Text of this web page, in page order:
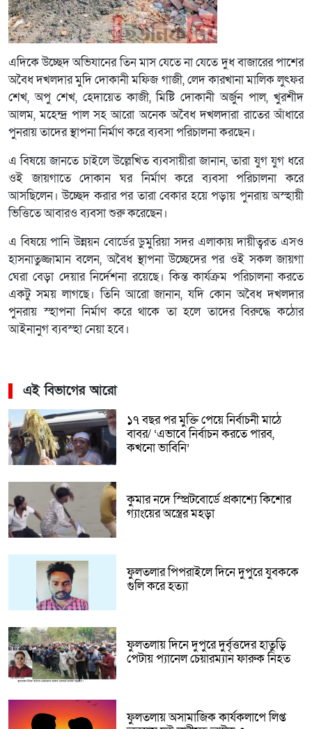
এদিকে উচ্ছেদ অভিযানের তিন মাস যেতে না যেতে দুধ বাজারের পাশের
অবৈধ দখলদার মুদি দোকানী মফিজ গাজী, লেদ কারখানা মালিক লুৎফর
শেখ, অপু শেখ, হেদায়েত কাজী, মিষ্টি দোকানী অর্জুন পাল, খুরশীদ
আলম, মহেন্দ্র পাল সহ আরো অনেক অবৈধ দখলদারা রাতের আঁধারে
পুনরায় তাদের স্থাপনা নির্মাণ করে ব্যবসা পরিচালনা করছেন।
এ বিষয়ে জানতে চাইলে উল্লেখিত ব্যবসায়ীরা জানান, তারা যুগ যুগ ধরে
ওই জায়গাতে দোকান ঘর নির্মাণ করে ব্যবসা পরিচালনা করে
আসছিলেন। উচ্ছেদ করার পর তারা বেকার হয়ে পড়ায় পুনরায় অস্হায়ী
ভিত্তিতে আবারও ব্যবসা শুরু করেছেন।
এ বিষয়ে পানি উন্নয়ন বোর্ডের ডুমুরিয়া সদর এলাকায় দায়ীত্বরত এসও
হাসনাতুজ্জামান বলেন, অবৈধ স্থাপনা উচ্ছেদের পর ওই সকল জায়গা
ঘেরা বেড়া দেয়ার নির্দেশনা রয়েছে। কিন্ত কার্যক্রম পরিচালনা করতে
একটু সময় লাগছে। তিনি আরো জানান, যদি কোন অবৈধ দখলদার
পুনরায় স্হাপনা নির্মাণ করে থাকে তা হলে তাদের বিরুদ্ধে কঠোর
আইনানুগ ব্যবস্হা নেয়া হবে।
এই বিভাগের আরো
১৭ বছর পর মুক্তি পেয়ে নির্বাচনী মাঠে
বাবর/ ‘এভাবে নির্বাচন করতে পারব,
কখনো ভাবিনি’
কুমার নদে স্প্রিটবোর্ডে প্রকাশ্যে কিশোর
গ্যাংয়ের অস্ত্রের মহড়া
ফুলতলার পিপরাইলে দিনে দুপুরে যুবককে
গুলি করে হত্যা
ফুলতলায় দিনে দুপুরে দুর্বৃত্তদের হাতুড়ি
পেটায় প্যানেল চেয়ারম্যান ফারুক নিহত
ফুলতলায় অসামাজিক কার্যকলাপে লিপ্ত